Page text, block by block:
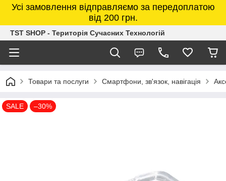
Усі замовлення відправляємо за передоплатою
від 200 грн.
TST SHOP - Територія Сучасних Технологій
Товари та послуги Смартфони, зв'язок, навігація
SALE –30%